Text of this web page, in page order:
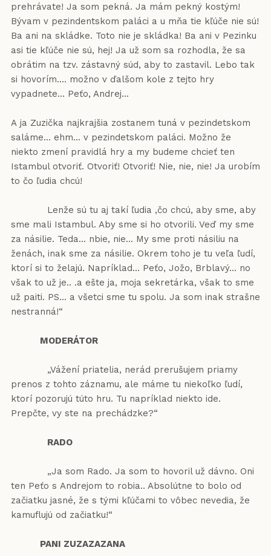
prehrávate! Ja som pekná. Ja mám pekný kostým!
Bývam v pezindentskom paláci a u mňa tie kľúče nie sú!
Ba ani na skládke. Toto nie je skládka! Ba ani v Pezinku
asi tie kľúče nie sú, hej! Ja už som sa rozhodla, že sa
obrátim na tzv. zástavný súd, aby to zastavil. Lebo tak
si hovorím.... možno v ďalšom kole z tejto hry
vypadnete... Peťo, Andrej...
A ja Zuzička najkrajšia zostanem tuná v pezindetskom
saláme... ehm... v pezindetskom paláci. Možno že
niekto zmení pravidlá hry a my budeme chcieť ten
Istambul otvoriť. Otvoriť! Otvoriť! Nie, nie, nie! Ja urobím
to čo ľudia chcú!
Lenže sú tu aj takí ľudia ,čo chcú, aby sme, aby
sme mali Istambul. Aby sme si ho otvorili. Veď my sme
za násilie. Teda... nbie, nie... My sme proti násiliu na
ženách, inak sme za násilie. Okrem toho je tu veľa ľudí,
ktorí si to želajú. Napríklad... Peťo, Jožo, Brblavý... no
však to už je.. .a ešte ja, moja sekretárka, však to sme
už paiti. PS... a všetci sme tu spolu. Ja som inak strašne
nestranná!“
MODERÁTOR
„Vážení priatelia, nerád prerušujem priamy
prenos z tohto záznamu, ale máme tu niekoľko ľudí,
ktorí pozorujú túto hru. Tu napríklad niekto ide.
Prepčte, vy ste na prechádzke?“
RADO
„Ja som Rado. Ja som to hovoril už dávno. Oni
ten Peťo s Andrejom to robia.. Absolútne to bolo od
začiatku jasné, že s tými kľúčami to vôbec nevedia, že
kamuflujú od začiatku!“
PANI ZUZAZAZANA